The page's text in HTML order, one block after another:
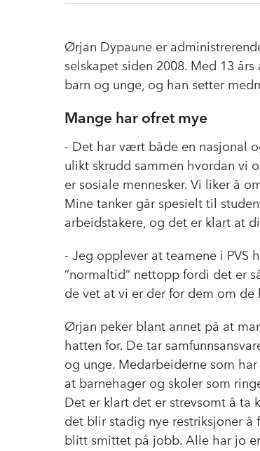
Ørjan Dypaune er
selskapet siden 2008. Med 13
barn og unge, og han setter
Mange har ofret mye
- Det har vært både en nasjonal
ulikt skrudd sammen hvordan vi
er sosiale mennesker. Vi liker å
Mine tanker går spesielt til
arbeidstakere, og det er klart at
- Jeg opplever at teamene i PVS
“normaltid” nettopp fordi det er
de vet at vi er der for dem om
Ørjan peker blant annet på at
hatten for. De tar
og unge. Medarbeiderne som
at barnehager og skoler som
Det er klart det er strevsomt å ta
det blir stadig nye restriksjoner
blitt smittet på jobb. Alle har jo